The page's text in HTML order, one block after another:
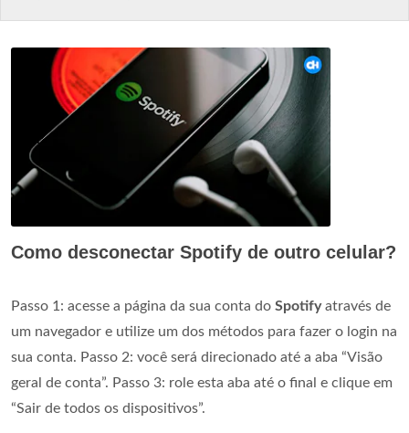
Como desconectar Spotify de outro celular?
Passo 1: acesse a página da sua conta do Spotifyatravés de
um navegador e utilize um dos métodos para fazer o login na
sua conta. Passo 2: você será direcionado até a aba “Visão
geral de conta”. Passo 3: role esta aba até o final e clique em
“Sair de todos os dispositivos”.